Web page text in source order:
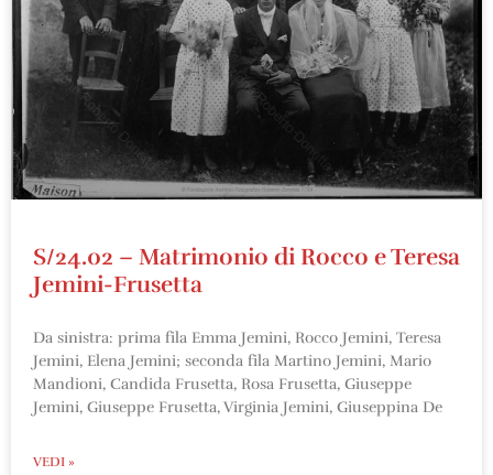
S/24.02 – Matrimonio di Rocco e Teresa
Jemini-Frusetta
Da sinistra: prima fila Emma Jemini, Rocco Jemini, Teresa
Jemini, Elena Jemini; seconda fila Martino Jemini, Mario
Mandioni, Candida Frusetta, Rosa Frusetta, Giuseppe
Jemini, Giuseppe Frusetta, Virginia Jemini, Giuseppina De
VEDI »